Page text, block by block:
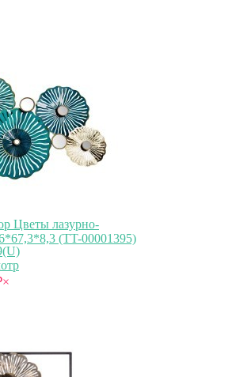
Цветы лазурно-
(TT-00001395)
×